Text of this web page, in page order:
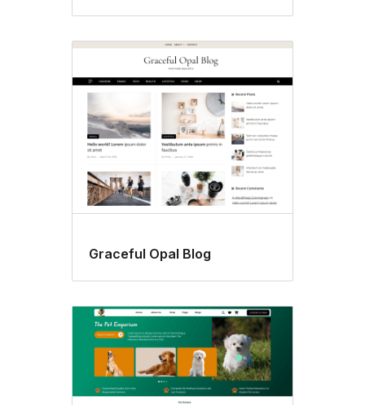
Graceful Opal Blog